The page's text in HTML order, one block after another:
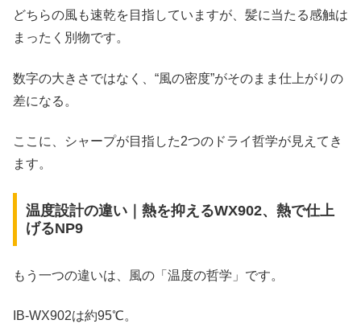
どちらの風も速乾を目指していますが、髪に当たる感触は
まったく別物です。
数字の大きさではなく、“風の密度”がそのまま仕上がりの
差になる。
ここに、シャープが目指した2つのドライ哲学が見えてき
ます。
温度設計の違い｜熱を抑えるWX902、熱で仕上
げるNP9
もう一つの違いは、風の「温度の哲学」です。
IB-WX902は約95℃。